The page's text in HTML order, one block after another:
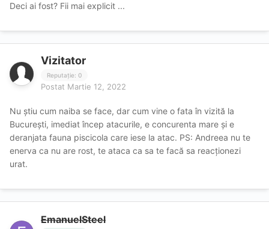
Deci ai fost? Fii mai explicit ...
Vizitator
Reputație: 0
Postat Martie 12, 2022
Nu știu cum naiba se face, dar cum vine o fata în vizită la
București, imediat încep atacurile, e concurenta mare și e
deranjata fauna piscicola care iese la atac. PS: Andreea nu te
enerva ca nu are rost, te ataca ca sa te facă sa reacționezi
urat.
EmanuelSteel